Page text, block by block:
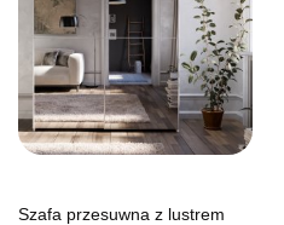
Szafa przesuwna z lustrem